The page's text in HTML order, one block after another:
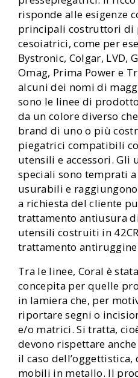
risponde alle esigenze
principali costruttori di
cesoiatrici, come per
Bystronic, Colgar, LVD,
Omag, Prima Power e
alcuni dei nomi di
sono le linee di
da un colore diverso
brand di uno o più
piegatrici compatibili
utensili e accessori. Gli
speciali sono temprati
usurabili e
a richiesta del cliente
trattamento antiusura
utensili costruiti in
trattamento
Tra le linee, Coral è
concepita per quelle
in lamiera che, per
riportare segni o
e/o matrici. Si tratta,
devono rispettare
il caso
mobili in metallo. Il